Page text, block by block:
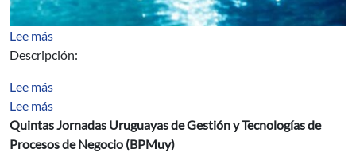
Lee mássobre Diplomado de Ingeniería para el Tratamiento de
Descripción:
Lee mássobre Segundo Llamado 2020 a Actividades de Apoyo
Lee mássobre Formulario de Satisfacción - Evento BPMuy
Quintas Jornadas Uruguayas de Gestión y Tecnologías de
Procesos de Negocio (BPMuy)